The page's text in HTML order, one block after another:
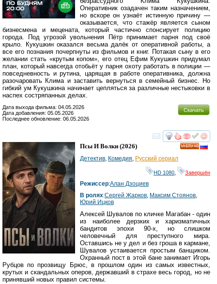
Оперативник озадачен таким назначением,
но вскоре он узнаёт истинную причину —
оказывается, что стажёр является сыном
бизнесмена и мецената, который частично спонсирует полицию
города. Под угрозой увольнения Пётр принимает парня под своё
крыло. Кукушкин оказался весьма далёк от оперативной работы, а
все его познания почерпнуты из фильмов и книг. Потакая сыну в его
желании стать «крутым копом», его отец Ефим Кукушкин придумал
план, который навсегда отобьёт у парня охоту работать в полиции —
повседневность и рутина, царящая в работе оперативника, должна
разочаровать Клима и заставить вернуться в семейный бизнес. Но
гибкий ум Кукушкина начинает цепляться за различные нестыковки в
наспех состряпанных делах.
Скачать
Дата выхода фильма: 04.05.2026
Дата добавления: 05.05.2026
Последнее обновление: 06.05.2026
смотреть
Псы И Волки (2026)
Детектив, Комедия, Русский сериал
HD 1080 Завершён
Режиссер:Алан Дзоциев
В ролях:Сергей Жарков, Максим Стоянов,
Юрий Ицков
Алексей Шувалов по кличке Магабан - один
из наиболее дерзких и харизматичных
бандитов эпохи 90-х, но слишком
человечный для преступного мира.
Оставшись не у дел и без гроша в кармане,
Шувалов устаивается простым банщиком.
Охранный пост в этой бане занимает Игорь
Рубцов по прозвищу Брюс, в прошлом один из самых известных,
крутых и скандальных оперов, державший в страхе весь город, но не
принявший новых правил системы.